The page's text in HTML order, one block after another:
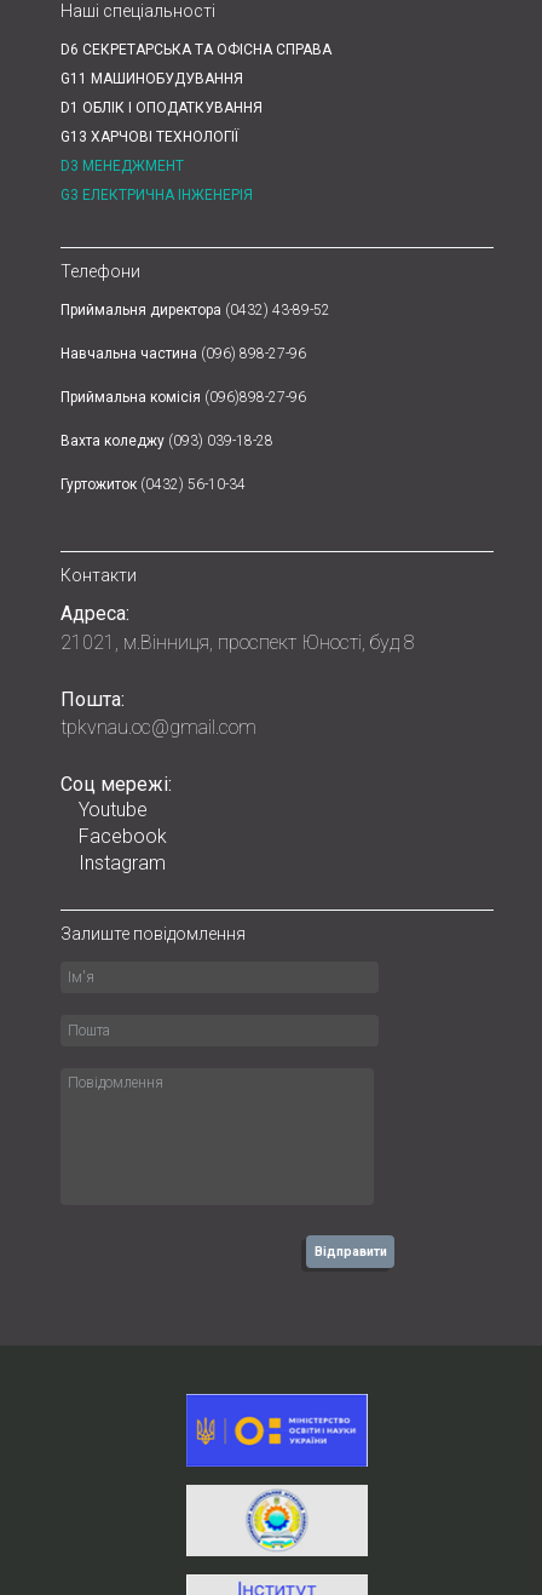
Наші спеціальності
D6 СЕКРЕТАРСЬКА ТА ОФІСНА СПРАВА
G11 МАШИНОБУДУВАННЯ
D1 ОБЛІК І ОПОДАТКУВАННЯ
G13 ХАРЧОВІ ТЕХНОЛОГІЇ
D3 МЕНЕДЖМЕНТ
G3 ЕЛЕКТРИЧНА ІНЖЕНЕРІЯ
Телефони
Приймальня директора (0432) 43-89-52
Навчальна частина (096) 898-27-96
Приймальна комісія (096)898-27-96
Вахта коледжу (093) 039-18-28
Гуртожиток (0432) 56-10-34
Контакти
Адреса:
21021, м.Вінниця, проспект Юності, буд 8
Пошта:
tpkvnau.oc@gmail.com
Соц мережі:
Youtube
Facebook
Instagram
Залиште повідомлення